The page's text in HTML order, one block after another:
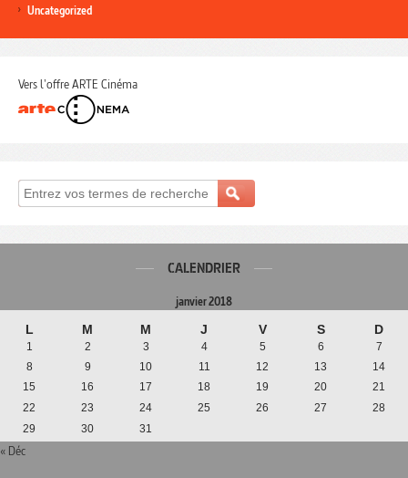
Uncategorized
Vers l'offre ARTE Cinéma
CALENDRIER
janvier 2018
L M M J V S D
1 2 3 4 5 6
7
8
9 10 11 12 13
14
15
16 17 18 19 20
21
22
23 24 25 26 27
28
29
30 31
« Déc